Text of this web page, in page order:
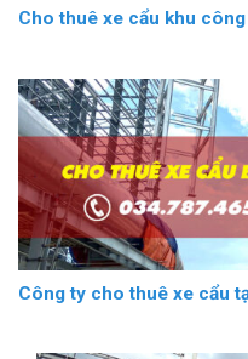
Cho thuê xe cẩu khu
Công ty cho thuê xe cẩu